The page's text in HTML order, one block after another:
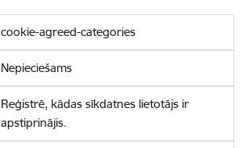
cookie-agreed-categories
Nepieciešams
Reģistrē, kādas sīkdatnes lietotājs ir
apstiprinājis.